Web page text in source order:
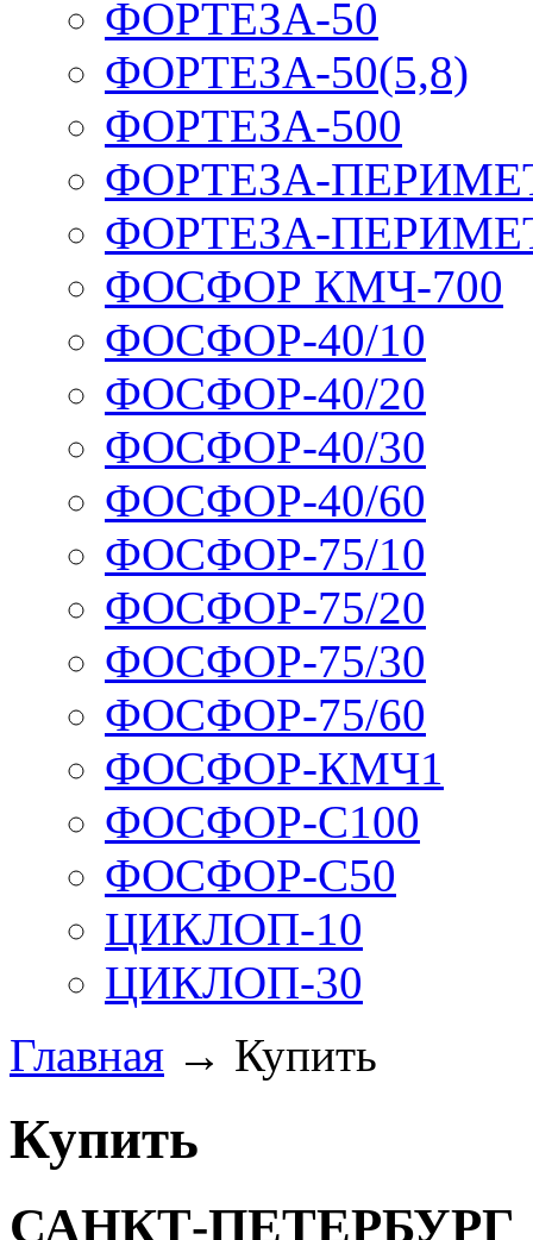
ФОРТЕЗА-50
ФОРТЕЗА-50(5,8)
ФОРТЕЗА-500
ФОРТЕЗА-
ФОРТЕЗА-
ФОСФОР КМЧ-700
ФОСФОР-40/10
ФОСФОР-40/20
ФОСФОР-40/30
ФОСФОР-40/60
ФОСФОР-75/10
ФОСФОР-75/20
ФОСФОР-75/30
ФОСФОР-75/60
ФОСФОР-КМЧ1
ФОСФОР-С100
ФОСФОР-С50
ЦИКЛОП-10
ЦИКЛОП-30
Главная → Купить
Купить
САНКТ-ПЕТЕРБУРГ